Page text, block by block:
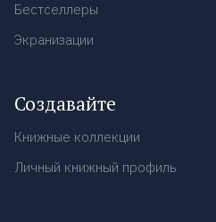
Бестселлеры
Экранизации
Создавайте
Книжные коллекции
Личный книжный профиль